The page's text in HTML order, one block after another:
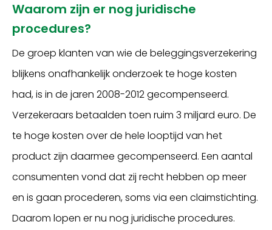
Waarom zijn er nog juridische
procedures?
De groep klanten van wie de beleggingsverzekering
blijkens onafhankelijk onderzoek te hoge kosten
had, is in de jaren 2008-2012 gecompenseerd.
Verzekeraars betaalden toen ruim 3 miljard euro. De
te hoge kosten over de hele looptijd van het
product zijn daarmee gecompenseerd. Een aantal
consumenten vond dat zij recht hebben op meer
en is gaan procederen, soms via een claimstichting.
Daarom lopen er nu nog juridische procedures.